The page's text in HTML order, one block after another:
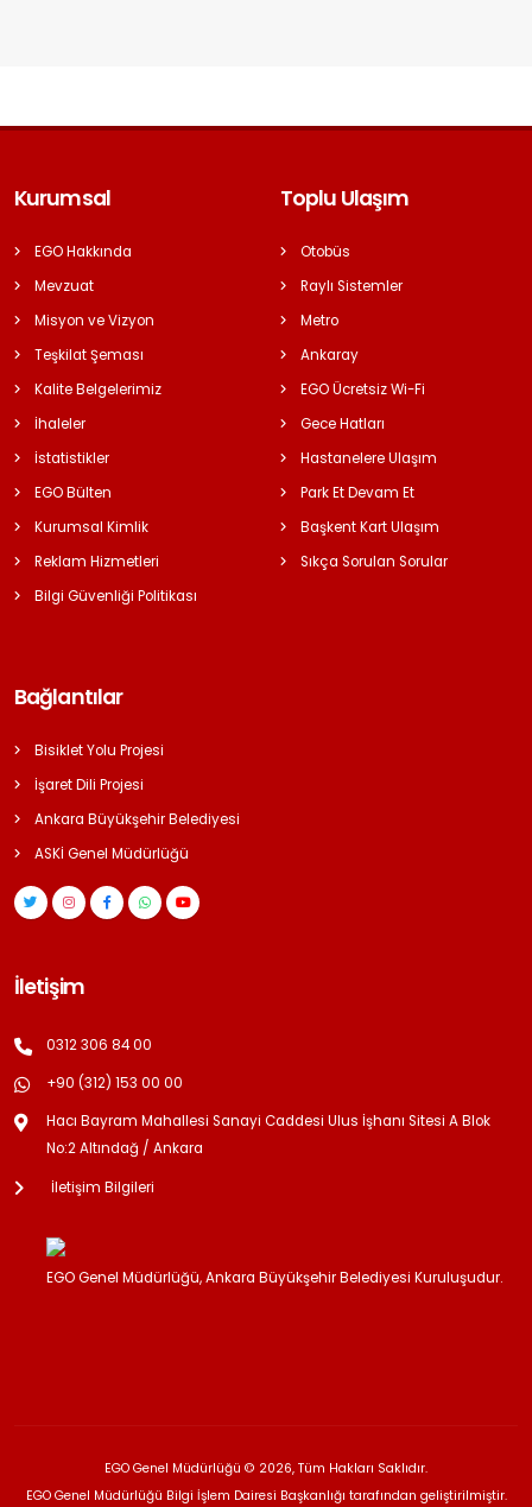
Kurumsal
EGO Hakkında
Mevzuat
Misyon ve Vizyon
Teşkilat Şeması
Kalite Belgelerimiz
İhaleler
İstatistikler
EGO Bülten
Kurumsal Kimlik
Reklam Hizmetleri
Bilgi Güvenliği Politikası
Toplu Ulaşım
Otobüs
Raylı Sistemler
Metro
Ankaray
EGO Ücretsiz Wi-Fi
Gece Hatları
Hastanelere Ulaşım
Park Et Devam Et
Başkent Kart Ulaşım
Sıkça Sorulan Sorular
Bağlantılar
Bisiklet Yolu Projesi
İşaret Dili Projesi
Ankara Büyükşehir Belediyesi
ASKİ Genel Müdürlüğü
İletişim
0312 306 84 00
+90 (312) 153 00 00
Hacı Bayram Mahallesi Sanayi Caddesi Ulus İşhanı Sitesi A Blok
No:2 Altındağ / Ankara
İletişim Bilgileri
EGO Genel Müdürlüğü, Ankara Büyükşehir Belediyesi Kuruluşudur.
EGO Genel Müdürlüğü © 2026, Tüm Hakları Saklıdır.
EGO Genel Müdürlüğü Bilgi İşlem Dairesi Başkanlığı tarafından geliştirilmiştir.